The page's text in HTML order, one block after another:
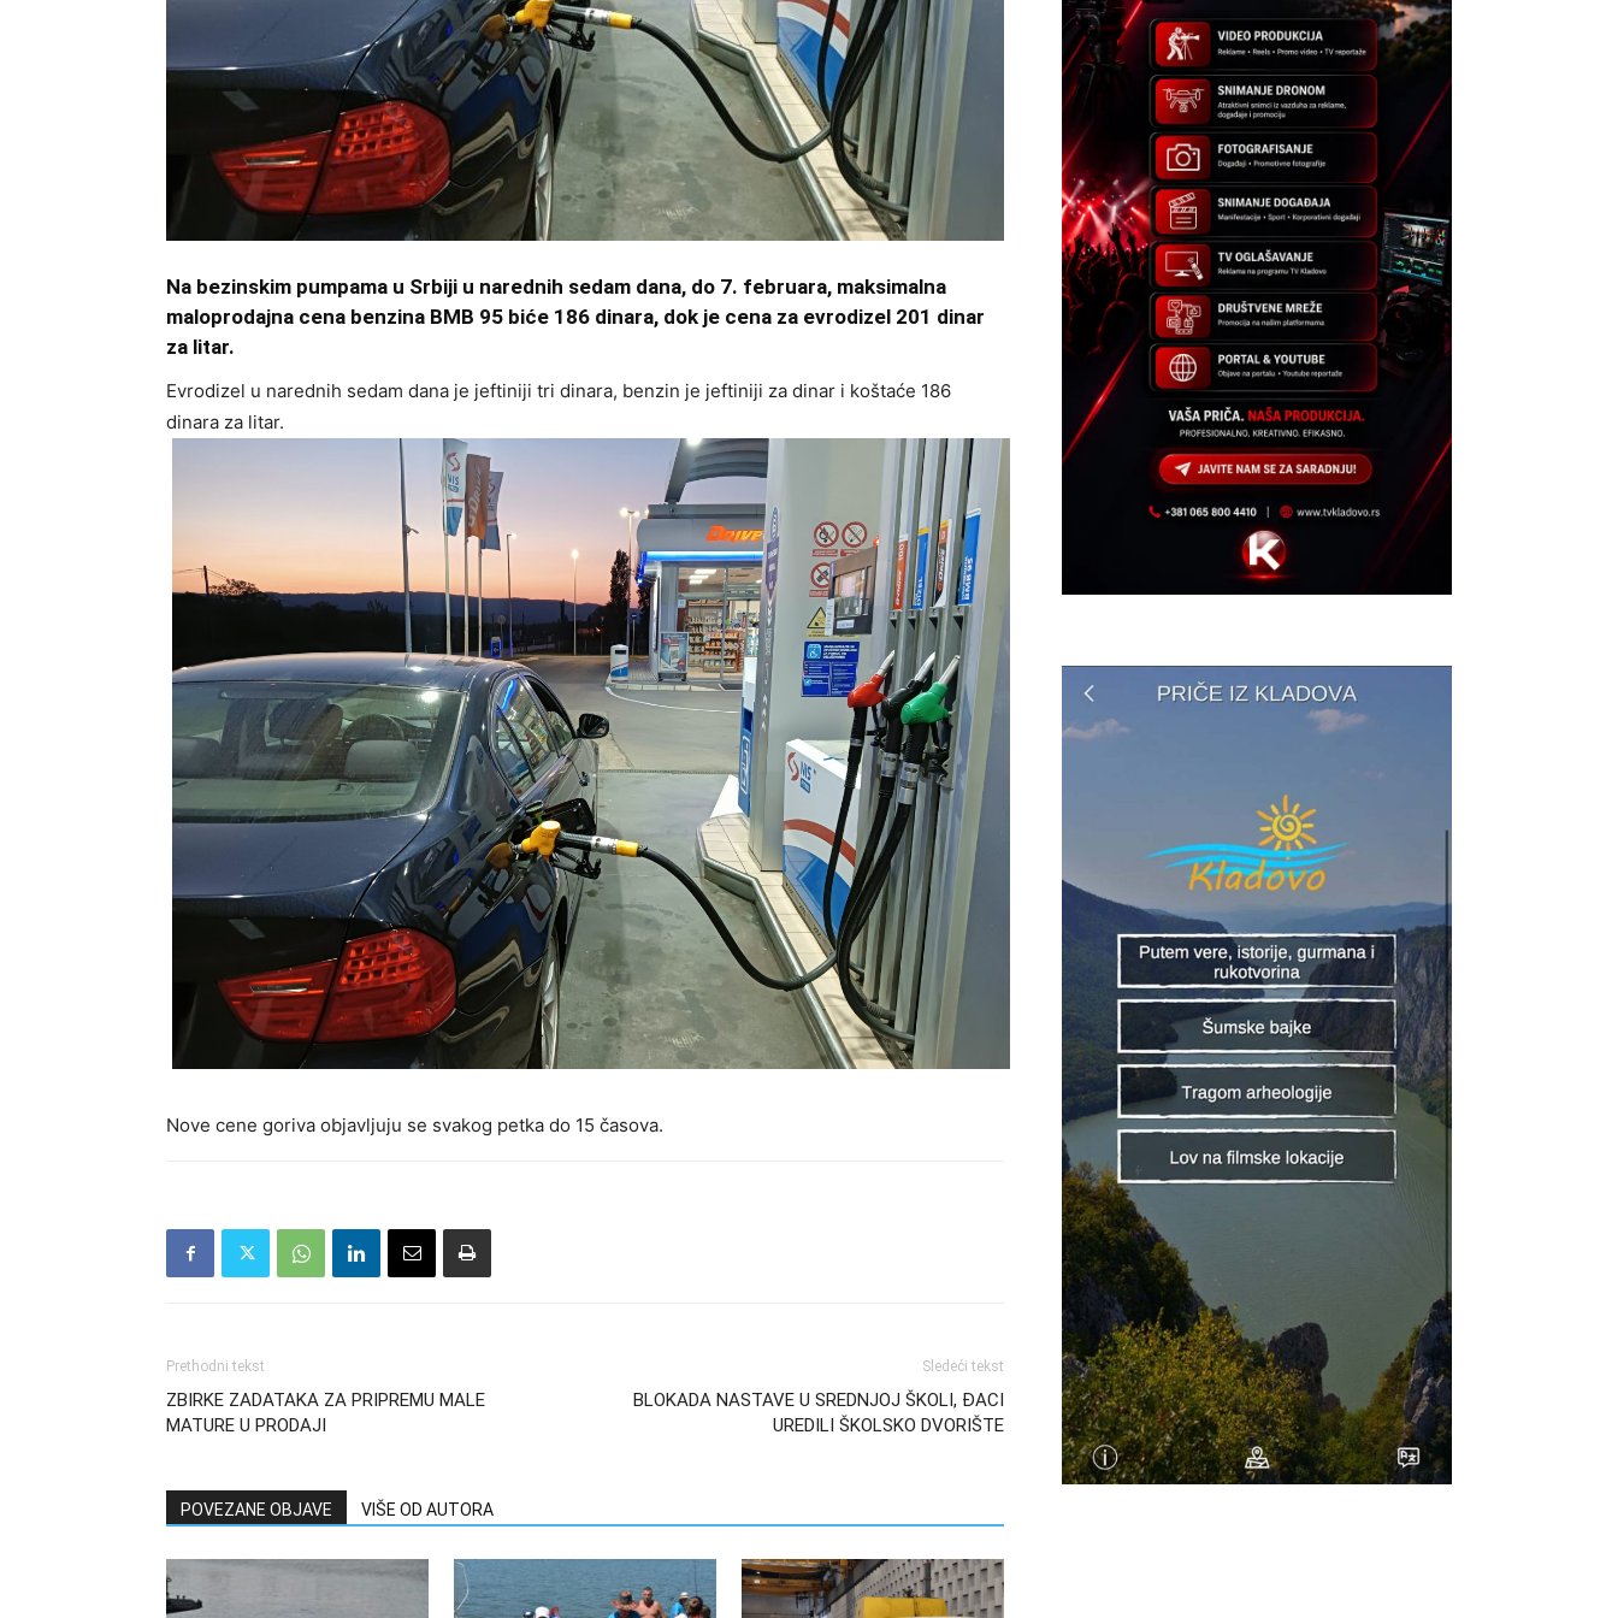
Na bezinskim pumpama u Srbiji u narednih sedam dana, do 7. februara, maksimalna
maloprodajna cena benzina BMB 95 biće 186 dinara, dok je cena za evrodizel 201 dinar
za litar.
Evrodizel u narednih sedam dana je jeftiniji tri dinara, benzin je jeftiniji za dinar i koštaće 186
dinara za litar.
Nove cene goriva objavljuju se svakog petka do 15 časova.
Prethodni tekst
ZBIRKE ZADATAKA ZA PRIPREMU MALE
MATURE U PRODAJI
Sledeći tekst
BLOKADA NASTAVE U SREDNJOJ ŠKOLI, ĐACI
UREDILI ŠKOLSKO DVORIŠTE
POVEZANE OBJAVE VIŠE OD AUTORA